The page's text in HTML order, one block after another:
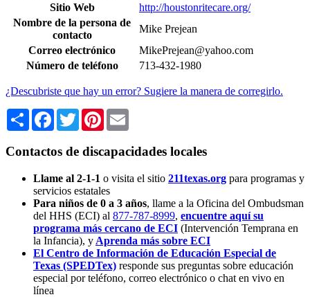
Sitio Web
http://houstonritecare.org/
Nombre de la persona de
contacto
Mike Prejean
Correo electrónico
MikePrejean@yahoo.com
Número de teléfono
713-432-1980
¿Descubriste que hay un error? Sugiere la manera de corregirlo.
Share Facebook
TwitterPinterest
Contactos de discapacidades locales
Llame al 2-1-1 o visita el sitio 211texas.org para programas y
servicios estatales
Para niños de 0 a 3 años, llame a la Oficina del Ombudsman
del HHS (ECI) al 877-787-8999, encuentre aquí su
programa más cercano de ECI (Intervención Temprana en
la Infancia), y Aprenda más sobre ECI
El Centro de Información de Educación Especial de
Texas (SPEDTex) responde sus preguntas sobre educación
especial por teléfono, correo electrónico o chat en vivo en
línea